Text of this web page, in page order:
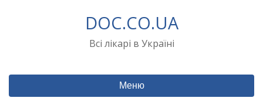
DOC.CO.UA
Всі лікарі в Україні
Меню